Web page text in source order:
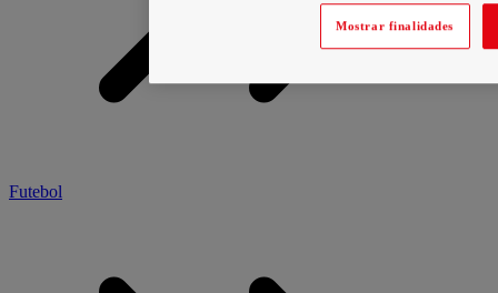
Futebol
Mostrar finalidades